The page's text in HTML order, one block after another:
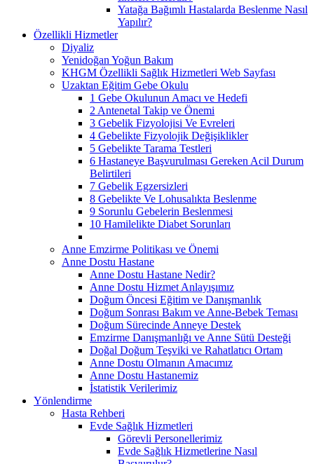
Yatağa Bağımlı Hastalarda Beslenme Nasıl
Yapılır?
Özellikli Hizmetler
Diyaliz
Yenidoğan Yoğun Bakım
KHGM Özellikli Sağlık Hizmetleri Web Sayfası
Uzaktan Eğitim Gebe Okulu
1 Gebe Okulunun Amacı ve Hedefi
2 Antenetal Takip ve Önemi
3 Gebelik Fizyolojisi Ve Evreleri
4 Gebelikte Fizyolojik Değişiklikler
5 Gebelikte Tarama Testleri
6 Hastaneye Başvurulması Gereken Acil Durum
Belirtileri
7 Gebelik Egzersizleri
8 Gebelikte Ve Lohusalıkta Beslenme
9 Sorunlu Gebelerin Beslenmesi
10 Hamilelikte Diabet Sorunları
Anne Emzirme Politikası ve Önemi
Anne Dostu Hastane
Anne Dostu Hastane Nedir?
Anne Dostu Hizmet Anlayışımız
Doğum Öncesi Eğitim ve Danışmanlık
Doğum Sonrası Bakım ve Anne-Bebek Teması
Doğum Sürecinde Anneye Destek
Emzirme Danışmanlığı ve Anne Sütü Desteği
Doğal Doğum Teşviki ve Rahatlatıcı Ortam
Anne Dostu Olmanın Amacımız
Anne Dostu Hastanemiz
İstatistik Verilerimiz
Yönlendirme
Hasta Rehberi
Evde Sağlık Hizmetleri
Görevli Personellerimiz
Evde Sağlık Hizmetlerine Nasıl